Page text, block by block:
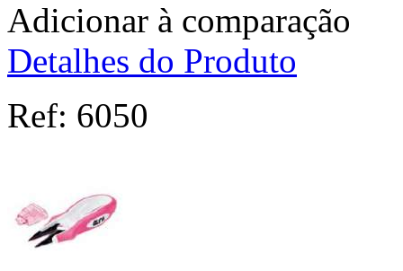
Adicionar à comparação
Detalhes do Produto
Ref: 6050